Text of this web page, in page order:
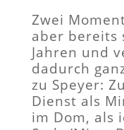
Zwei
aber bereits
Jahren und
dadurch
zu Speyer:
Dienst als
im Dom, als